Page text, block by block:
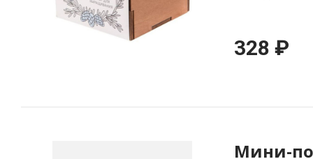
328 ₽
Мини-